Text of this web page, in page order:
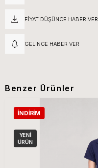
FIYAT DÜŞÜNCE HABER VER
GELINCE HABER VER
Benzer Ürünler
İNDIRIM
YENI
ÜRÜN